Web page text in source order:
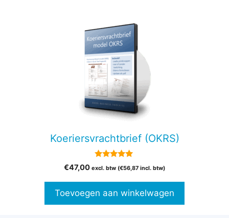
Koeriersvrachtbrief (OKRS)
van 5
€47,00 excl. btw (€56,87 incl. btw)
Toevoegen aan winkelwagen